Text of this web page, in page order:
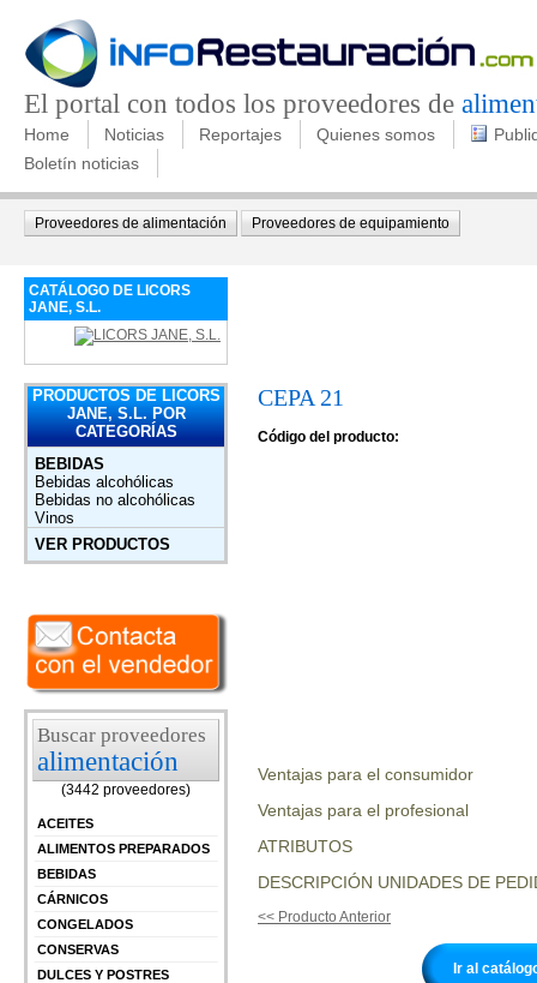
El portal con todos los proveedores de
Home Noticias Reportajes Quienes somos
Boletín noticias
Proveedores de alimentación Proveedores de equipamiento
CATÁLOGO DE LICORS
JANE, S.L.
PRODUCTOS DE LICORS
JANE, S.L. POR
CATEGORÍAS
BEBIDAS
Bebidas alcohólicas
Bebidas no alcohólicas
Vinos
VER PRODUCTOS
Buscar proveedores
alimentación
(3442 proveedores)
ACEITES
ALIMENTOS PREPARADOS
BEBIDAS
CÁRNICOS
CONGELADOS
CONSERVAS
DULCES Y POSTRES
CEPA 21
Código del producto:
Ventajas para el consumidor
Ventajas para el profesional
ATRIBUTOS
DESCRIPCIÓN UNIDADES DE
<< Producto Anterior
Ir al